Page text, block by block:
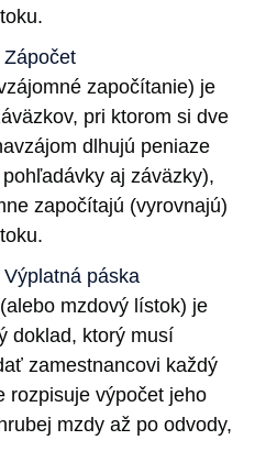
započítanie) je
pri ktorom si dve
dlhujú peniaze
aj záväzky),
započítajú (vyrovnajú)
páska
mzdový lístok) je
doklad, ktorý musí
zamestnancovi každý
rozpisuje výpočet jeho
mzdy až po odvody,